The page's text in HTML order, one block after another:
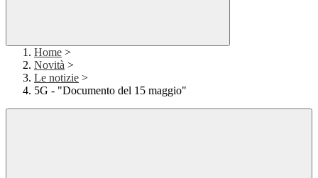
Home >
Novità >
Le notizie >
5G - "Documento del 15 maggio"